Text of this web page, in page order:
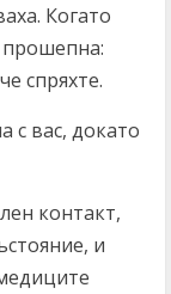
Когато
прошепна:
спряхте.
с вас, докато
контакт,
и